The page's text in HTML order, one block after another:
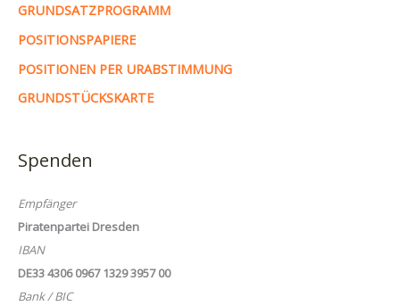
GRUNDSATZPROGRAMM
POSITIONSPAPIERE
POSITIONEN PER URABSTIMMUNG
GRUNDSTÜCKSKARTE
Spenden
Empfänger
Piratenpartei Dresden
IBAN
DE33 4306 0967 1329 3957 00
Bank / BIC